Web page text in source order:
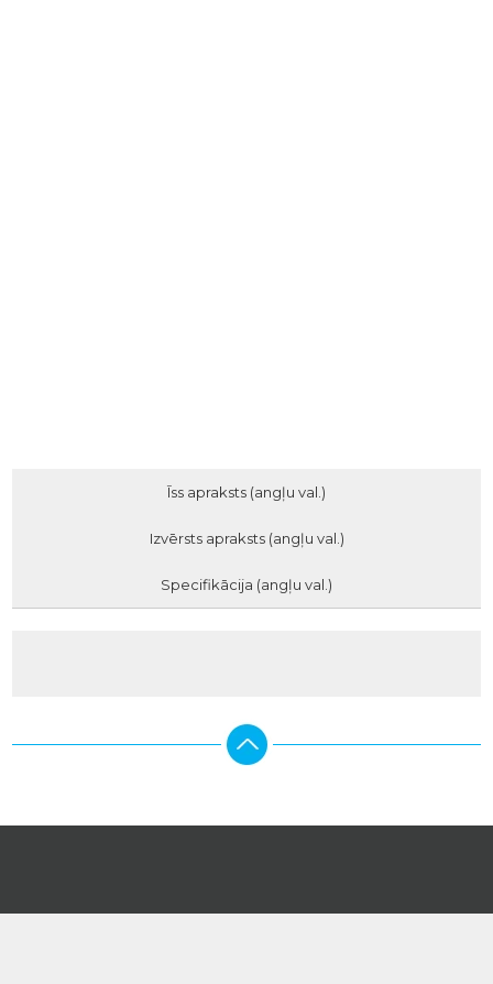
Īss apraksts (angļu val.)
Izvērsts apraksts (angļu val.)
Specifikācija (angļu val.)